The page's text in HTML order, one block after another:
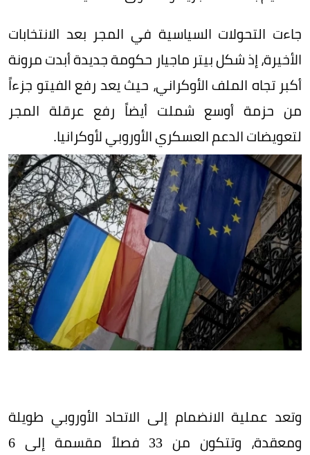
جاءت التحولات السياسية في المجر بعد الانتخابات
الأخيرة، إذ شكل بيتر ماجيار حكومة جديدة أبدت مرونة
أكبر تجاه الملف الأوكراني، حيث يعد رفع الفيتو جزءاً
من حزمة أوسع شملت أيضاً رفع عرقلة المجر
لتعويضات الدعم العسكري الأوروبي لأوكرانيا.
وتعد عملية الانضمام إلى الاتحاد الأوروبي طويلة
ومعقدة، وتتكون من 33 فصلاً مقسمة إلى 6